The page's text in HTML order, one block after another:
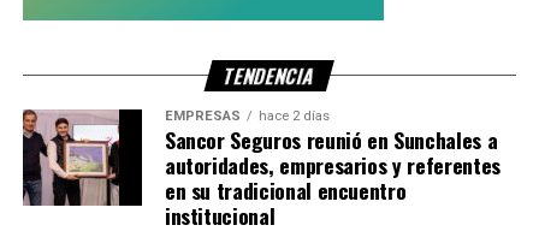
vestir la camiseta más
hermosa del mundo. Hasta
siempre, Selección».
Un ciclo histórico con la Albiceleste
TENDENCIA
EMPRESAS hace 2 días
Sancor Seguros reunió en Sunchales a
autoridades, empresarios y referentes
en su tradicional encuentro
institucional